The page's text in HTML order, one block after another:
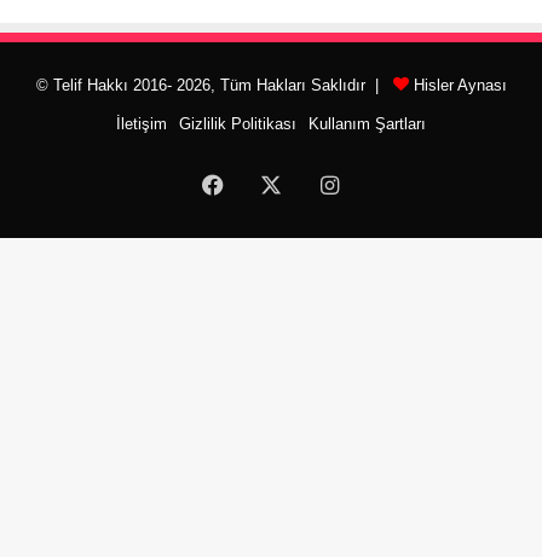
© Telif Hakkı 2016- 2026, Tüm Hakları Saklıdır | Hisler Aynası
İletişim Gizlilik Politikası Kullanım Şartları
Facebook Instagram